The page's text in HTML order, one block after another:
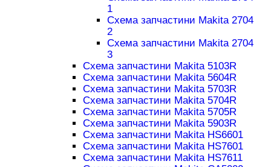
1
Схема запчастини Makita 2704
2
Схема запчастини Makita 2704
3
Схема запчастини Makita 5103R
Схема запчастини Makita 5604R
Схема запчастини Makita 5703R
Схема запчастини Makita 5704R
Схема запчастини Makita 5705R
Схема запчастини Makita 5903R
Схема запчастини Makita HS6601
Схема запчастини Makita HS7601
Схема запчастини Makita HS7611